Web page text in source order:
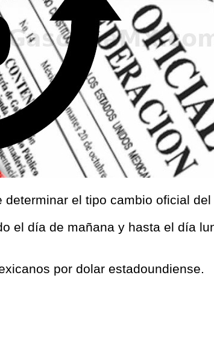
el tipo cambio oficial
el día de mañana y hasta el día
por dolar estadoundiense.